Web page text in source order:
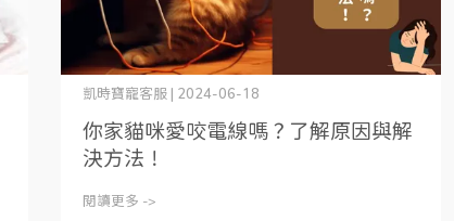
凱時寶寵客服 | 2024-06-18
你家貓咪愛咬電線嗎？了解原因與解
決方法！
閱讀更多 ->